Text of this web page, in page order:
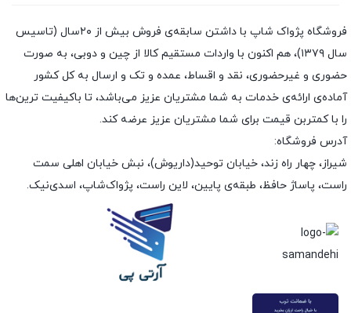
فروشگاه پژواک شاپ با داشتن سابقه‌ی فروش بیش از ۲۰سال (تاسیس
سال ۱۳۷۹)، هم اکنون با واردات مستقیم کالا از چین و دوبی، به صورت
حضوری و غیرحضوری، نقد و اقساط، عمده و تک و ارسال به کل کشور
آماده‌ی ارائه‌ی خدمات به شما مشتریان عزیز می‌باشد، تا باکیفیت ترین‌ها
را با کمتربن قیمت برای شما مشتریان عزیز عرضه کند.
آدرس فروشگاه:
شیراز، چهار راه زند، خیابان توحید(داریوش)، نبش خیابان اهلی سمت
راست، پاساژ حافظ، طبقه‌ی پایین، لاین راست، پژواک‌شاپ، اسدی‌نیک.